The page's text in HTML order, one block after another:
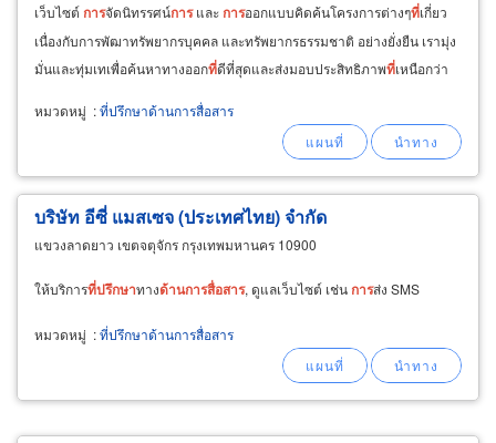
เว็บไซต์ การจัดนิทรรศน์การและ การออกแบบคิดค้นโครงการต่างๆที่เกี่ยว
เนื่องกับการพัฒาทรัพยากรบุคคล และทรัพยากรธรรมชาติ อย่างยั่งยืน เรามุ่ง
มั่นและทุ่มเทเพื่อค้นหาทางออกที่ดีที่สุดและส่งมอบประสิทธิภาพที่เหนือกว่า
หมวดหมู่ :ที่ปรึกษาด้านการสื่อสาร
บริษัท อีซี่ แมสเซจ (ประเทศไทย) จำกัด
แขวงลาดยาว เขตจตุจักร กรุงเทพมหานคร 10900
ให้บริการที่ปรึกษาทางด้านการสื่อสาร, ดูแลเว็บไซต์ เช่น การส่ง SMS
หมวดหมู่ :ที่ปรึกษาด้านการสื่อสาร